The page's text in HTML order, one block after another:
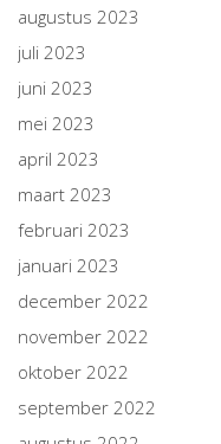
augustus 2023
juli 2023
juni 2023
mei 2023
april 2023
maart 2023
februari 2023
januari 2023
december 2022
november 2022
oktober 2022
september 2022